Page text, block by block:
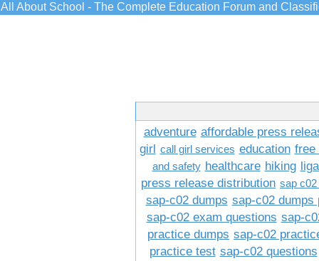
All About School - The Complete Education Forum and
adventure affordable press
girl call girl services education free
and safety healthcare hiking
press release distribution sap
sap-c02 dumps sap-c02 dumps
sap-c02 exam questions sap-
practice dumps sap-c02
practice test sap-c02 questions